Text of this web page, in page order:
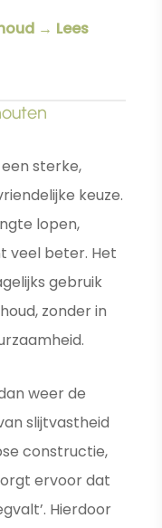
→ Lees
sterke,
keuze.
lopen,
veel beter. Het
gebruik
zonder in
weer de
slijtvastheid
constructie,
ervoor dat
Hierdoor